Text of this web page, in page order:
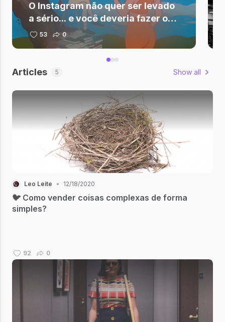
O Instagram não quer ser levado
a sério... e você deveria fazer o
mesmo.
53 0
Articles 5 Show all
Leo Leite • 12/18/2020
🐦 Como vender coisas complexas de forma
simples?
92 0